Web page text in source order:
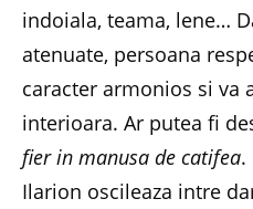
indoiala, teama, lene…
atenuate, persoana
caracter armonios si va
interioara. Ar putea fi
fier in manusa de catifea.
Ilarion oscileaza intre